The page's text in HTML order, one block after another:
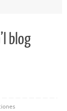
blog